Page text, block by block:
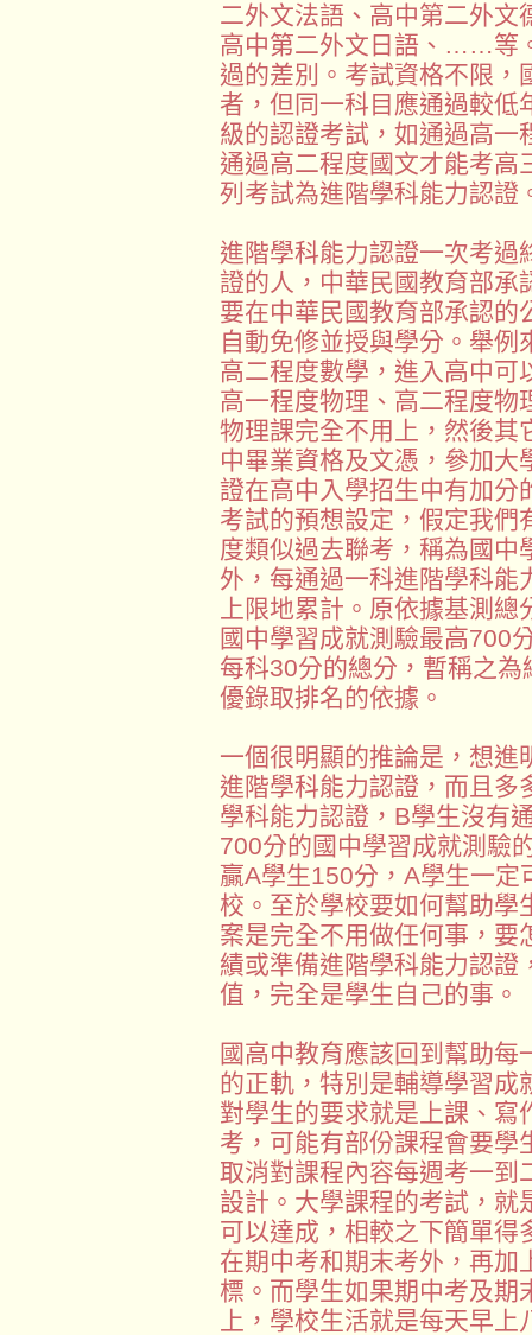
二外文法語、高中第二外文
高中第二外文日語、……等
過的差別。考試資格不限，
者，但同一科目應通過較低
級的認證考試，如通過高一
通過高二程度國文才能考高
列考試為進階學科能力認證
進階學科能力認證一次考過
證的人，中華民國教育部承
要在中華民國教育部承認的
自動免修並授與學分。舉
高二程度數學，進入高中可
高一程度物理、高二程度物
物理課完全不用上，然後其
中畢業資格及文憑，參加大
證在高中入學招生中有加分
考試的預想設定，假定我們
度類似過去聯考，稱為國
外，每通過一科進階學科能
上限地累計。原依據基測
國中學習成就測驗最高700
每科30分的總分，暫稱之
優錄取排名的依據。
一個很明顯的推論是，想進
進階學科能力認證，而且多
學科能力認證，B學生沒有
700分的國中學習成就測驗
贏A學生150分，A學生一定
校。至於學校要如何幫助學
案是完全不用做任何事，要
績或準備進階學科能力認證
值，完全是學生自己的事。
國高中教育應該回到幫助
的正軌，特別是輔導學習成
對學生的要求就是上課、寫
考，可能有部份課程會要學
取消對課程內容每週考一到
設計。大學課程的考試，就
可以達成，相較之下簡單得
在期中考和期末考外，再加
標。而學生如果期中考及期
上，學校生活就是每天早